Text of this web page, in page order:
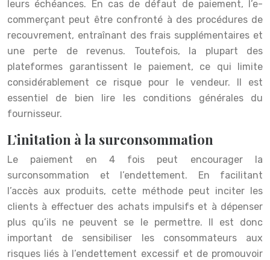
leurs échéances. En cas de défaut de paiement, l’e-
commerçant peut être confronté à des procédures de
recouvrement, entraînant des frais supplémentaires et
une perte de revenus. Toutefois, la plupart des
plateformes garantissent le paiement, ce qui limite
considérablement ce risque pour le vendeur. Il est
essentiel de bien lire les conditions générales du
fournisseur.
L’initation à la surconsommation
Le paiement en 4 fois peut encourager la
surconsommation et l’endettement. En facilitant
l’accès aux produits, cette méthode peut inciter les
clients à effectuer des achats impulsifs et à dépenser
plus qu’ils ne peuvent se le permettre. Il est donc
important de sensibiliser les consommateurs aux
risques liés à l’endettement excessif et de promouvoir